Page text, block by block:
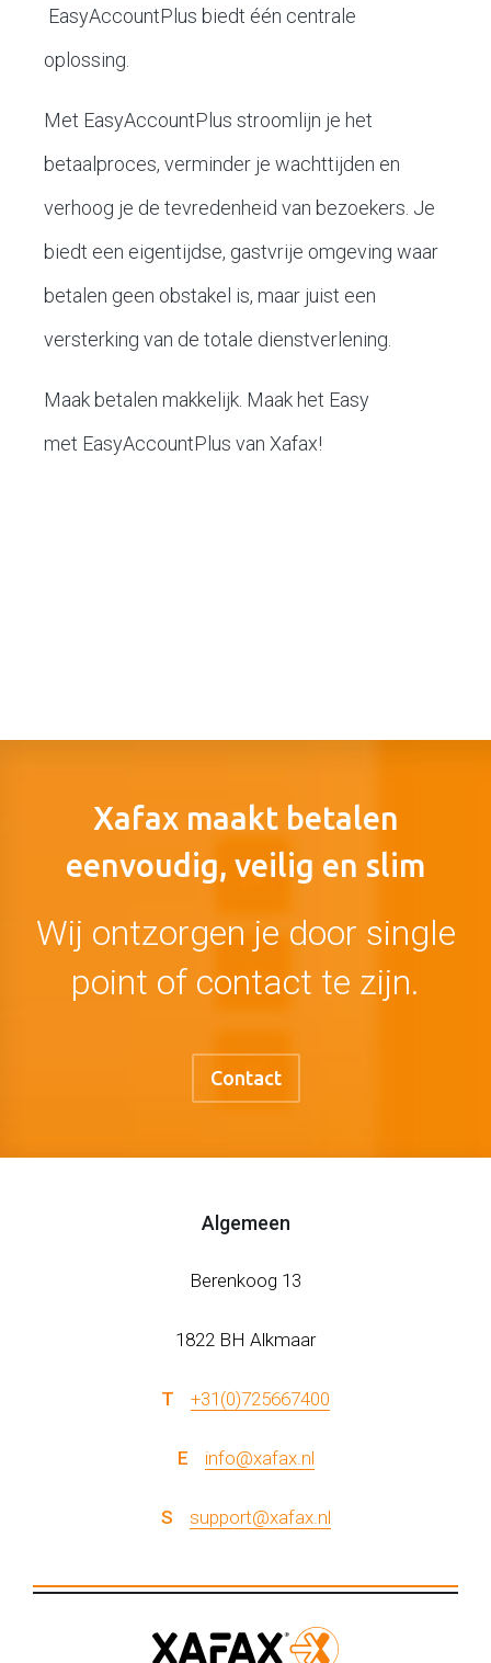
EasyAccountPlus biedt één centrale
oplossing.
Met EasyAccountPlus stroomlijn je het
betaalproces, verminder je wachttijden en
verhoog je de tevredenheid van bezoekers. Je
biedt een eigentijdse, gastvrije omgeving waar
betalen geen obstakel is, maar juist een
versterking van de totale dienstverlening.
Maak betalen makkelijk. Maak het Easy
met EasyAccountPlus van Xafax!
Xafax maakt betalen
eenvoudig, veilig en slim
Wij ontzorgen je door single
point of contact te zijn.
Contact
Algemeen
Berenkoog 13
1822 BH Alkmaar
T +31(0)725667400
E info@xafax.nl
S support@xafax.nl